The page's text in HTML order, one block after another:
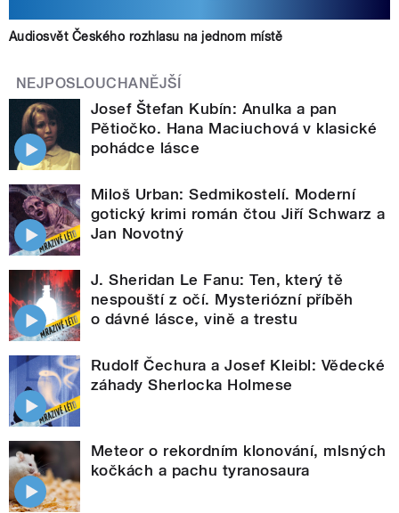
Audiosvět Českého rozhlasu na jednom místě
NEJPOSLOUCHANĚJŠÍ
Josef Štefan Kubín: Anulka a pan
Pětiočko. Hana Maciuchová v klasické
pohádce lásce
Miloš Urban: Sedmikostelí. Moderní
gotický krimi román čtou Jiří Schwarz a
Jan Novotný
J. Sheridan Le Fanu: Ten, který tě
nespouští z očí. Mysteriózní příběh
o dávné lásce, vině a trestu
Rudolf Čechura a Josef Kleibl: Vědecké
záhady Sherlocka Holmese
Meteor o rekordním klonování, mlsných
kočkách a pachu tyranosaura